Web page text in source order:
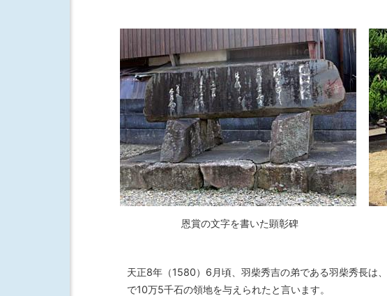
恩賞の文字を書いた顕彰碑
天正8年（1580）6月頃、羽柴秀吉の弟である羽柴秀長は
で10万5千石の領地を与えられたと言います。